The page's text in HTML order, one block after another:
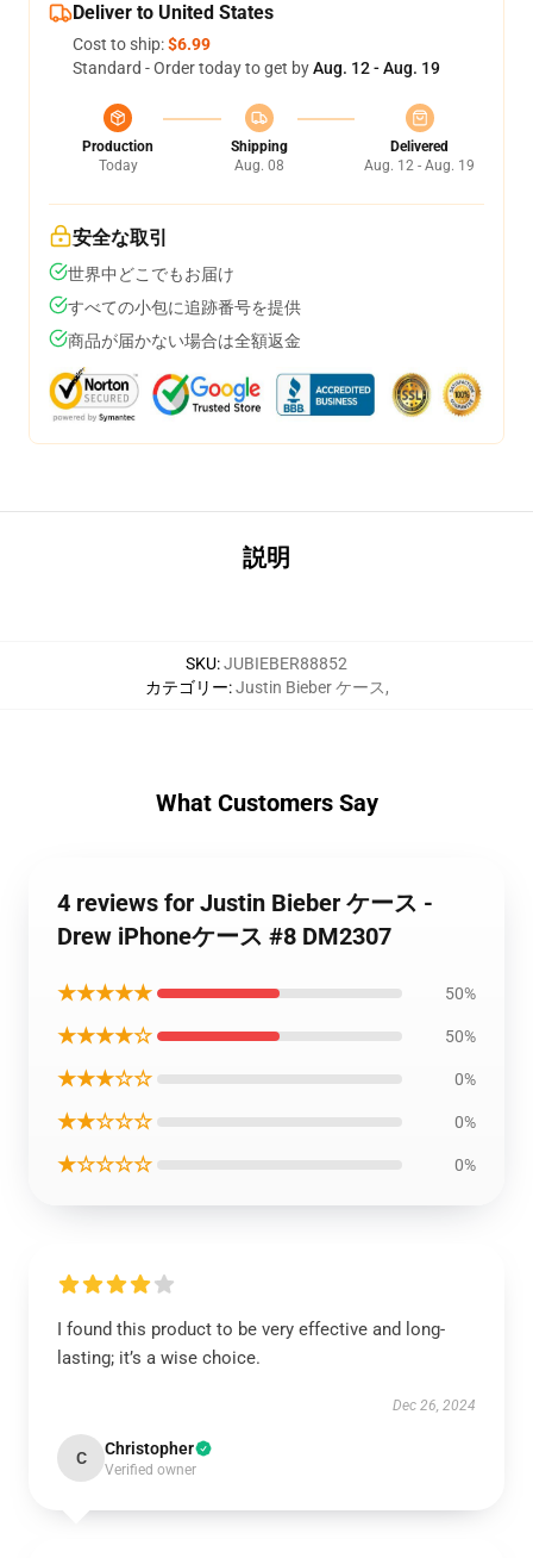
Deliver to United States
Cost to ship:$6.99
Standard - Order today to get byAug. 12 - Aug. 19
Production
Today
Shipping
Aug. 08
Delivered
Aug. 12 - Aug. 19
安全な取引
世界中どこでもお届け
すべての小包に追跡番号を提供
商品が届かない場合は全額返金
説明
SKU:JUBIEBER88852
カテゴリー:Justin Bieber ケース,
What Customers Say
4 reviews for Justin Bieber ケース -
Drew iPhoneケース #8 DM2307
★★★★★ 50%
★★★★☆ 50%
★★★☆☆ 0%
★★☆☆☆ 0%
★☆☆☆☆ 0%
I found this product to be very effective and long-
lasting; it’s a wise choice.
Dec 26, 2024
C Christopher
Verified owner